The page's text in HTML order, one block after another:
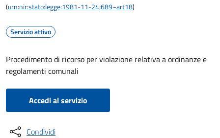
(urn:nir:stato:legge:1981-11-24;689~art18)
Servizio attivo
Procedimento di ricorso per violazione relativa a ordinanze e
regolamenti comunali
Accedi al servizio
Condividi